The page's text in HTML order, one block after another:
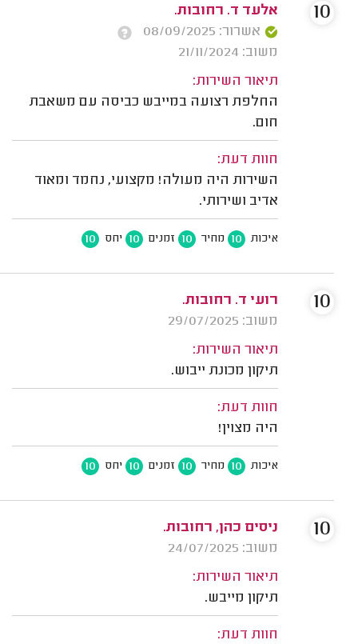
אלעד ד. רחובות.
אשרור: 08/09/2025
משוב: 21/11/2024
תיאור השירות:
החלפת רצועה במייבש כביסה עם משאבת
חום.
חוות דעת:
השירות היה מעולה! מקצועי, נחמד ומאוד
אדיב ושירותי.
איכות 10 מחיר 10 זמנים 10 יחס 10
10
רועי ד. רחובות.
משוב: 29/07/2025
תיאור השירות:
תיקון מכונת ייבוש.
חוות דעת:
היה מצוין!
איכות 10 מחיר 10 זמנים 10 יחס 10
10
ניסים כהן, רחובות.
משוב: 24/07/2025
תיאור השירות:
תיקון מייבש.
חוות דעת:
10